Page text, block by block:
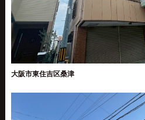
大阪市東住吉区桑津